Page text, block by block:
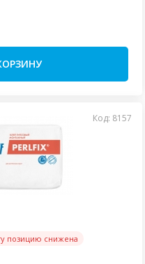
Код: 8157
позицию снижена